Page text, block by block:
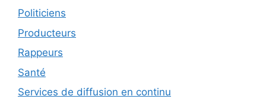
Politiciens
Producteurs
Rappeurs
Santé
Services de diffusion en continu